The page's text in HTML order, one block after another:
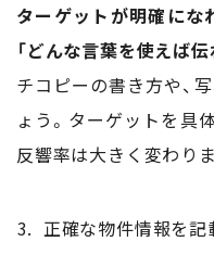
ターゲットが明確にな
「どんな言葉を使えば
チコピーの書き方や、
ょう。ターゲットを具
反響率は大きく変わりま
正確な物件情報を記